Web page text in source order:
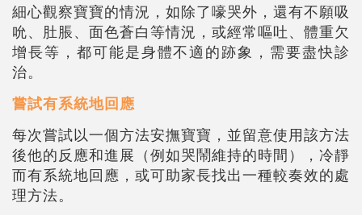
細心觀察寶寶的情況，如除了嚎哭外，還有不願吸
吮、肚脹、面色蒼白等情況，或經常嘔吐、體重欠
增長等，都可能是身體不適的跡象，需要盡快診
治。
嘗試有系統地回應
每次嘗試以一個方法安撫寶寶，並留意使用該方法
後他的反應和進展（例如哭鬧維持的時間），冷靜
而有系統地回應，或可助家長找出一種較奏效的處
理方法。